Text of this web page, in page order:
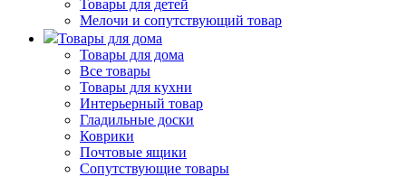
Товары для детей
Мелочи и сопутствующий товар
Товары для дома
Товары для дома
Все товары
Товары для кухни
Интерьерный товар
Гладильные доски
Коврики
Почтовые ящики
Сопутствующие товары